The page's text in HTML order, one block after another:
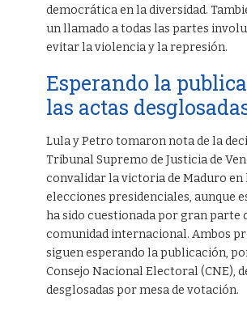
democrática en la diversidad.
un llamado a todas las partes
evitar la violencia y la represión.
Esperando la
las actas
Lula y Petro tomaron nota de la
Tribunal Supremo de Justicia de
convalidar la victoria de Maduro en
elecciones presidenciales, aunque
ha sido cuestionada por gran parte
comunidad internacional. Ambos
siguen esperando la publicación,
Consejo Nacional Electoral (CNE),
desglosadas por mesa de votación.